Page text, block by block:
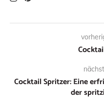
Cocktail Spritzer: Eine
der